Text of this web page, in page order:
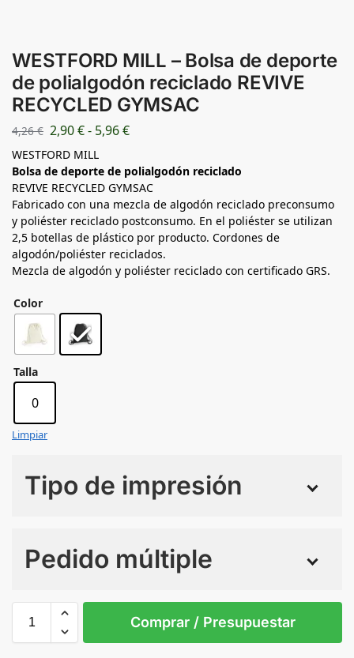
WESTFORD MILL – Bolsa de deporte
de polialgodón reciclado REVIVE
RECYCLED GYMSAC
4,26€ 2,90€- 5,96€
WESTFORD MILL
Bolsa de deporte de polialgodón reciclado
REVIVE RECYCLED GYMSAC
Fabricado con una mezcla de algodón reciclado preconsumo
y poliéster reciclado postconsumo. En el poliéster se utilizan
2,5 botellas de plástico por producto. Cordones de
algodón/poliéster reciclados.
Mezcla de algodón y poliéster reciclado con certificado GRS.
Color
Talla
0
Limpiar
Tipo de impresión
Pedido múltiple
Comprar / Presupuestar